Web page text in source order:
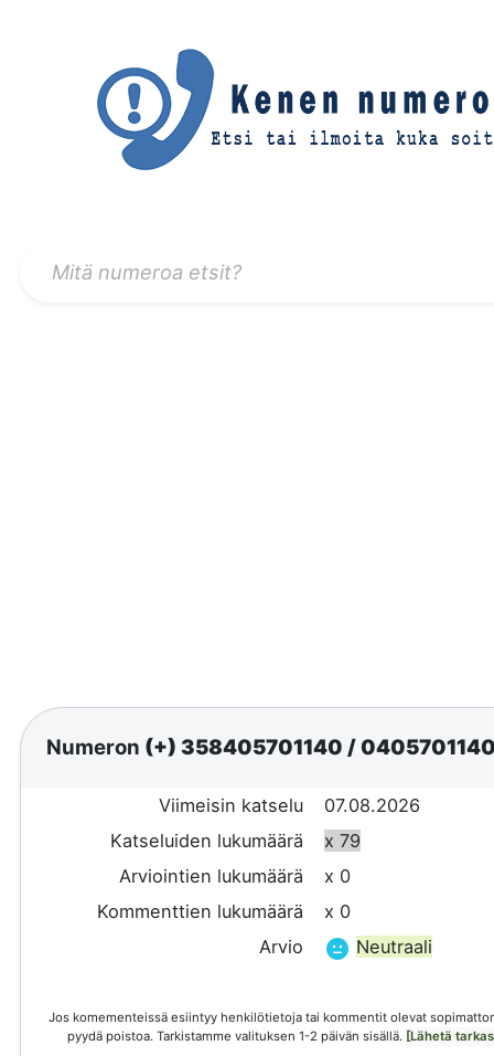
Numeron (+) 358405701140/
Viimeisin katselu
07.08.2026
Katseluiden lukumäärä
x 79
Arviointien lukumäärä
x 0
Kommenttien lukumäärä
x 0
Arvio
Neutraali
Jos komementeissä esiintyy henkilötietoja tai kommentit olevat
pyydä poistoa. Tarkistamme valituksen 1-2 päivän sisällä. [Lähetä